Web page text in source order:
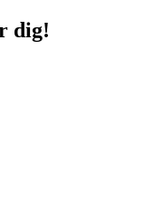
dig!